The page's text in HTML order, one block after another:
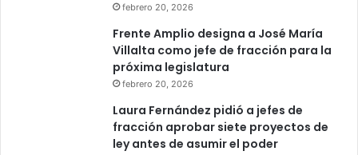
febrero 20, 2026
Frente Amplio designa a José María
Villalta como jefe de fracción para la
próxima legislatura
febrero 20, 2026
Laura Fernández pidió a jefes de
fracción aprobar siete proyectos de
ley antes de asumir el poder